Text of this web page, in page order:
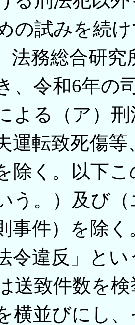
の試みを続
法務総合研
、令和6年の
よる（ア）
運転致死傷
除く。以下
う。）及び
事件）を除
令違反」と
送致件数を
横並びにし